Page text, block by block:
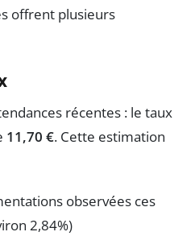
offrent plusieurs
récentes : le taux
11,70 €. Cette estimation
observées ces
2,84%)